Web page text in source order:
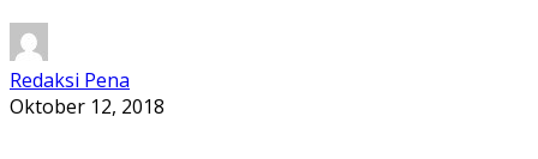
Redaksi Pena
Oktober 12, 2018